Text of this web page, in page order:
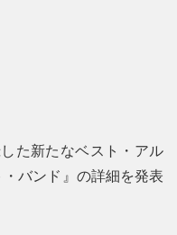
た新たなベスト・アル
バンド』の詳細を発表